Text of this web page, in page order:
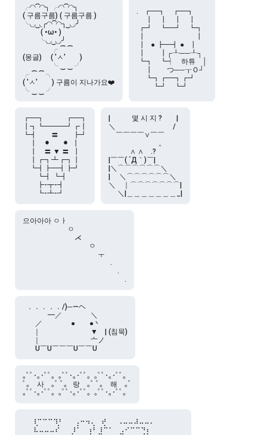
╭◜◝ ͡ ◜◝╮ ╭◜◝ ͡ ◜◝╮
( 구름구름) ( 구름구름 )
╰◟◞ ͜ ◟╭◜◝ ͡ ◜◝╮ ͜ ◟◞╯
( •ω• )
╰◟◞ ͜ ◟◞╯
╭ ⁀ ⁀
(몽글)　 ( 'ㅅ'　　)
╰ ‿ ‿ ╯
╭ ⁀ ⁀ ╮
( 'ㅅ'　　) 구름이 지나가요❤️
.   ┏━┓　┏━┓
┏┛　┗━┛　┗┓
┃   ● ┣━┫ ●   ┃
┃　　┃┌┸──┸┐
┗┓　┗┥　하튜　│
┃　　つ──┰Ｏ┘
┗┓┏━┓┏┛
┏━┓　　　┏━┓
┃┓┗━━━┛┏┃
┗┫　　〓　　┣┛
┃　⚫︎⠀⠀ ⚫︎  ┃
┃　〓 ▼ 〓  ┃
┃┏┓┻┏┓┃
┗┫┣━┫┣┛
┗┫ ┗┫
┣-┳-┫
┗-┻-┛
|　　　몇 시 지 ?　　|
＼　　　　　　　　/
￣￣￣￣∨￣￣
。
∧ ∧　.?
|￣￣( ´Д｀)￣|
|＼⌒⌒⌒⌒⌒⌒＼
|　 ＼⌒⌒⌒⌒⌒⌒＼
＼　｜⌒⌒⌒⌒⌒⌒⌒|
＼|＿＿＿＿＿＿＿_|
으아아아 ㅇㅏ
ㅇ
⋌
ㅇ
ㅜ
.
.
  ．．．．．/)─―ヘ
  　　　━／　　　　＼
  　 ／　　　　●　　●丶
  　｜　　　　　　　▼　| (침묵)
  　｜　　　　　　　亠ノ
｡ﾟﾟ･｡･ﾟﾟ。｡ﾟﾟ･｡･ﾟﾟ。｡ﾟﾟ･｡･ﾟﾟ。
ﾟ。  사　｡ﾟ ﾟ。 랑　｡ﾟ ﾟ。  해　｡ﾟ
  ⠀⢰⠒⠒⠒⢲⠆⠀⠀⢀⠤⢤⡀⠀⡴⠀⠀⢀⣀⣀⣰⣀⣀⡀⠀⠀⠀⠀⠀
⠀⠀⣎⣀⣀⣀⡜⠀⠀⢰⠃⠀⢠⠇⢰⠓⠂⠀⢀⠔⠒⠒⠲⡄⠀⠀⠀⠀⠀⠀